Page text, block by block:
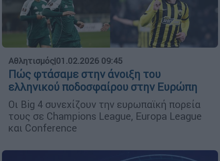
Αθλητισμός|01.02.2026 09:45
Πώς φτάσαμε στην άνοιξη του
ελληνικού ποδοσφαίρου στην Ευρώπη
Οι Big 4 συνεχίζουν την ευρωπαϊκή πορεία
τους σε Champions League, Europa League
και Conference